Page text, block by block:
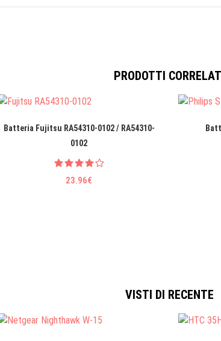
PRODOTTI
Batteria Fujitsu RA54310-0102 / RA54310-
0102
23.96€
VISTI DI RECENTE